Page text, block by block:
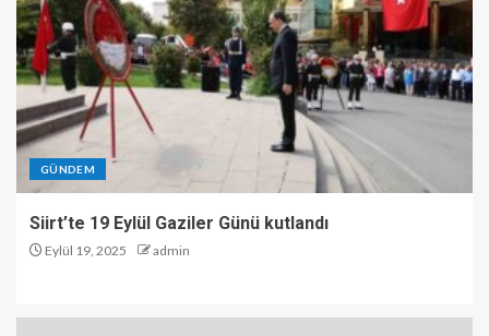
GÜNDEM
Siirt’te 19 Eylül Gaziler Günü kutlandı
Eylül 19, 2025 admin